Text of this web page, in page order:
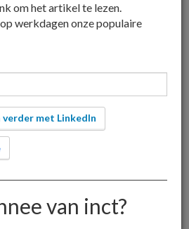
Nieuwsmedia Boekhandel
de
om het artikel te lezen.
werkdagen onze populaire
verder met LinkedIn
van inct?